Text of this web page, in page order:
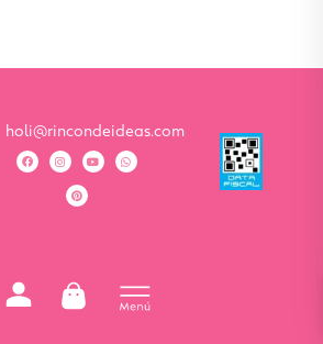
holi@rincondeideas.com